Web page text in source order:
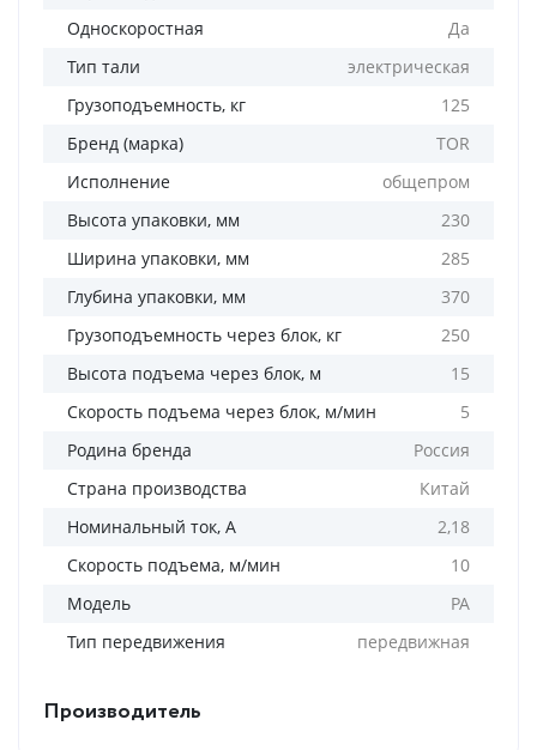
Односкоростная
Да
Тип тали
электрическая
Грузоподъемность, кг
125
Бренд (марка)
TOR
Исполнение
общепром
Высота упаковки, мм
230
Ширина упаковки, мм
285
Глубина упаковки, мм
370
Грузоподъемность через блок, кг
250
Высота подъема через блок, м
15
Скорость подъема через блок, м/мин
5
Родина бренда
Россия
Страна производства
Китай
Номинальный ток, А
2,18
Скорость подъема, м/мин
10
Модель
PA
Тип передвижения
передвижная
Производитель